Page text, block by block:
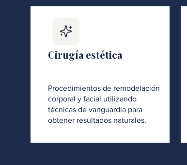
Cirugía estética
Procedimientos de remodelación
corporal y facial utilizando
técnicas de vanguardia para
obtener resultados naturales.